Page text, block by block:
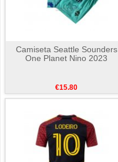
Camiseta Seattle Sounders
One Planet Nino 2023
€15.80